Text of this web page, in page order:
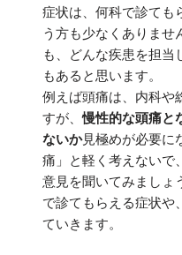
症状は、何科で診ても
う方も少なくありませ
も、どんな疾患を担当
もあると思います。
例えば頭痛は、内科や
すが、慢性的な頭痛と
ないか見極めが必要に
痛」と軽く考えないで
意見を聞いてみましょ
で診てもらえる症状や
ていきます。